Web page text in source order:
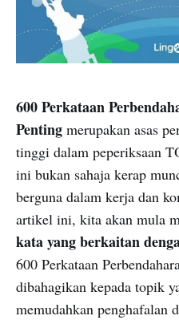
600 Perkataan
Penting merupakan asas
tinggi dalam peperiksaan
ini bukan sahaja kerap
berguna dalam kerja dan
artikel ini, kita akan mula
kata yang berkaitan
600 Perkataan
dibahagikan kepada topik
memudahkan penghafalan